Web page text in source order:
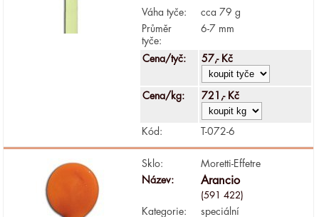
Váha tyče:
cca 79 g
Průměr
tyče:
6-7 mm
Cena/tyč: 57,- Kč
Cena/kg: 721,- Kč
Kód: T-072-6
Sklo:
Moretti-Effetre
Název:
Arancio
(591 422)
Kategorie:
speciální